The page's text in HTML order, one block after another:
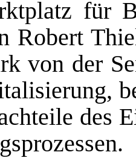
für
Robert
von der
des